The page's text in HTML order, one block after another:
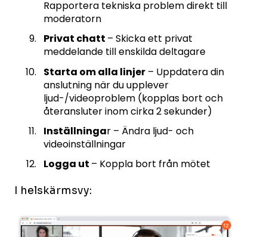
Rapportera tekniska problem direkt till
moderatorn
Privat chatt – Skicka ett privat
meddelande till enskilda deltagare
Starta om alla linjer – Uppdatera din
anslutning när du upplever
ljud-/videoproblem (kopplas bort och
återansluter inom cirka 2 sekunder)
Inställningar – Ändra ljud- och
videoinställningar
Logga ut – Koppla bort från mötet
I helskärmsvy: